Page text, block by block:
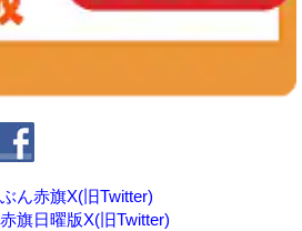
ん赤旗X(旧Twitter)
旗日曜版X(旧Twitter)